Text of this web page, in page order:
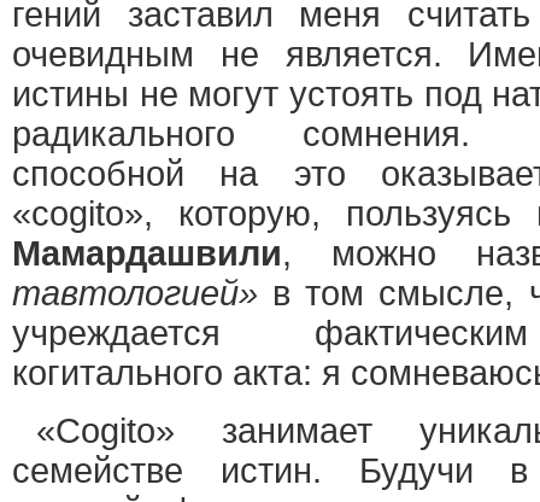
гений заставил меня
очевидным не является.
истины не могут устоять под
радикального сомнения.
способной на это
«cogito», которую,
Мамардашвили, можно
тавтологией» в том смысле,
учреждается
когитального акта: я
«Cogito» занимает
семействе истин. Будучи